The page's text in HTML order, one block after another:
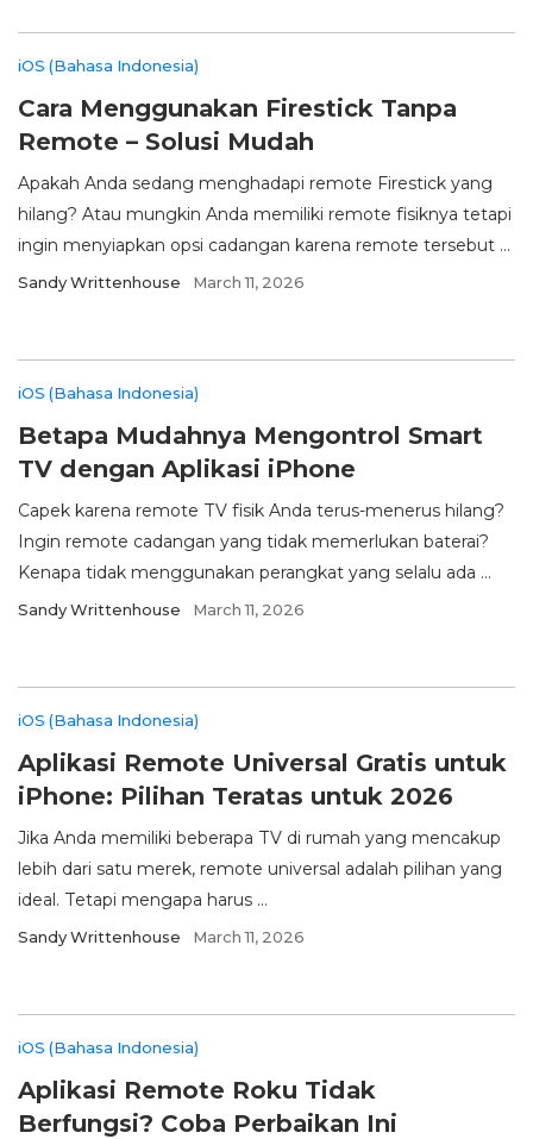
iOS (Bahasa Indonesia)
Cara Menggunakan Firestick Tanpa
Remote – Solusi Mudah
Apakah Anda sedang menghadapi remote Firestick yang
hilang? Atau mungkin Anda memiliki remote fisiknya tetapi
ingin menyiapkan opsi cadangan karena remote tersebut ...
Sandy Writtenhouse March 11, 2026
iOS (Bahasa Indonesia)
Betapa Mudahnya Mengontrol Smart
TV dengan Aplikasi iPhone
Capek karena remote TV fisik Anda terus-menerus hilang?
Ingin remote cadangan yang tidak memerlukan baterai?
Kenapa tidak menggunakan perangkat yang selalu ada ...
Sandy Writtenhouse March 11, 2026
iOS (Bahasa Indonesia)
Aplikasi Remote Universal Gratis untuk
iPhone: Pilihan Teratas untuk 2026
Jika Anda memiliki beberapa TV di rumah yang mencakup
lebih dari satu merek, remote universal adalah pilihan yang
ideal. Tetapi mengapa harus ...
Sandy Writtenhouse March 11, 2026
iOS (Bahasa Indonesia)
Aplikasi Remote Roku Tidak
Berfungsi? Coba Perbaikan Ini